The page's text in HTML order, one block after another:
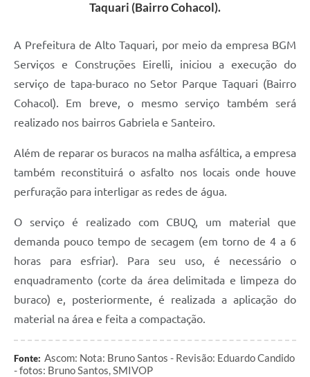
Taquari (Bairro Cohacol).
A Prefeitura de Alto Taquari, por meio da empresa BGM
Serviços e Construções Eirelli, iniciou a execução do
serviço de tapa-buraco no Setor Parque Taquari (Bairro
Cohacol). Em breve, o mesmo serviço também será
realizado nos bairros Gabriela e Santeiro.
Além de reparar os buracos na malha asfáltica, a empresa
também reconstituirá o asfalto nos locais onde houve
perfuração para interligar as redes de água.
O serviço é realizado com CBUQ, um material que
demanda pouco tempo de secagem (em torno de 4 a 6
horas para esfriar). Para seu uso, é necessário o
enquadramento (corte da área delimitada e limpeza do
buraco) e, posteriormente, é realizada a aplicação do
material na área e feita a compactação.
Fonte: Ascom: Nota: Bruno Santos - Revisão: Eduardo Candido
- fotos: Bruno Santos, SMIVOP